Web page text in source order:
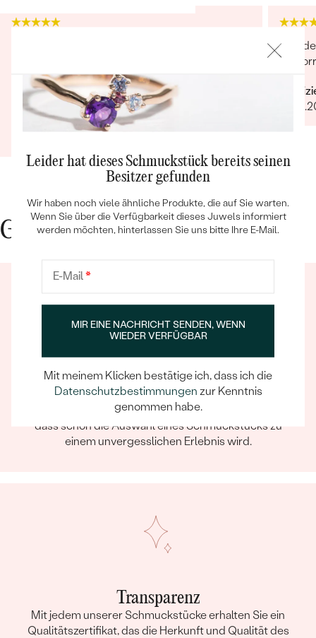
Bestseller
ANSEHEN
engagiert, guter follow-up-Service, Zusagen
werden auf den Punkt eingehalten, Betreuung
ist herausragend!
Verifizierter Kunde
Gute Gründe für Eppi
Ein Eppi-sches Erlebnis
Wenn Sie online oder persönlich einkaufen, können Sie
sich darauf verlassen, dass unser Team dafür sorgt,
dass schon die Auswahl eines Schmuckstücks zu
einem unvergesslichen Erlebnis wird.
Transparenz
Mit jedem unserer Schmuckstücke erhalten Sie ein
Qualitätszertifikat, das die Herkunft und Qualität des
Leider hat dieses Schmuckstück bereits seinen
Besitzer gefunden
Wir haben noch viele ähnliche Produkte, die auf Sie warten.
Wenn Sie über die Verfügbarkeit dieses Juwels informiert
werden möchten, hinterlassen Sie uns bitte Ihre E-Mail.
E-Mail*
MIR EINE NACHRICHT SENDEN, WENN
WIEDER VERFÜGBAR
Mit meinem Klicken bestätige ich, dass ich die
Datenschutzbestimmungen zur Kenntnis
genommen habe.